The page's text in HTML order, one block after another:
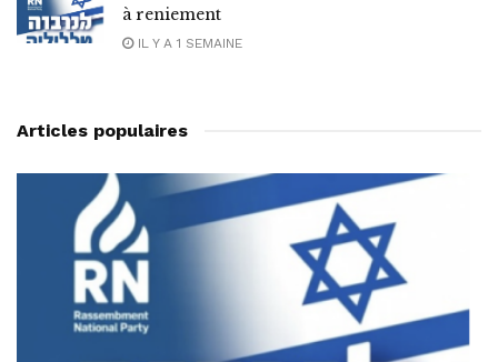
à reniement
IL Y A 1 SEMAINE
Articles populaires